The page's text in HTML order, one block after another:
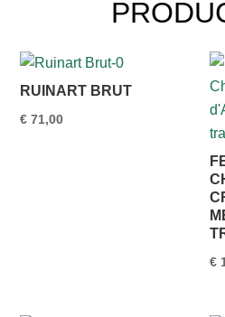
RUINART BRUT
€ 71,00
€